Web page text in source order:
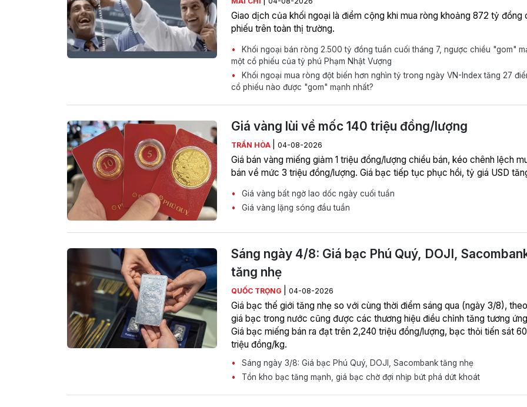
Giao dịch của khối ngoại là điểm cộng khi mua ròng khoảng 872 tỷ đồng
phiếu trên toàn thị trường.
Khối ngoại bán ròng 2.500 tỷ đồng tuần cuối tháng 7, ngược chiều "gom"
một cổ phiếu của tỷ phú Phạm Nhật Vượng
Khối ngoại mua ròng đột biến hơn nghìn tỷ trong ngày VN-Index tăng 27
cổ phiếu nào được "gom" mạnh nhất?
Giá vàng lùi về mốc 140 triệu đồng/lượng
TRẦN HÒA 04-08-2026
Giá bán vàng miếng giảm 1 triệu đồng/lượng chiều bán, kéo chênh lệch
bán về mức 3 triệu đồng/lượng. Giá bạc tiếp tục phục hồi, tỷ giá USD
Giá vàng bất ngờ lao dốc ngày cuối tuần
Giá vàng lặng sóng đầu tuần
Sáng ngày 4/8: Giá bạc Phú Quý, DOJI,
tăng nhẹ
QUỐC TRỌNG 04-08-2026
Giá bạc thế giới tăng nhẹ so với cùng thời điểm sáng qua (ngày 3/8),
giá bạc trong nước cũng được các thương hiệu điều chỉnh tăng tương
Giá bạc miếng bán ra đạt trên 2,240 triệu đồng/lượng, bạc thỏi tiến sát 60
triệu đồng/kg.
Sáng ngày 3/8: Giá bạc Phú Quý, DOJI, Sacombank tăng nhẹ
Tồn kho bạc tăng mạnh, giá bạc chờ đợi nhịp bứt phá dứt khoát